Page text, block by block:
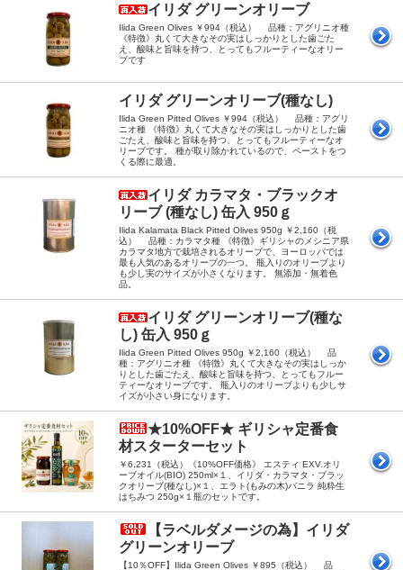
イリダ グリーンオリーブ
Ilida Green Olives ￥994（税込） 品種：アグリニオ種
《特徴》丸くて大きなその実はしっかりとした歯ごた
え、酸味と旨味を持つ、とってもフルーティーなオリー
ブです
イリダ グリーンオリーブ(種なし)
Ilida Green Pitted Olives ￥994（税込） 品種：アグリ
ニオ種 《特徴》丸くて大きなその実はしっかりとした歯
ごたえ、酸味と旨味を持つ、とってもフルーティーなオ
リーブです。 種が取り除かれているので、ペーストをつ
くる際に最適。
イリダ カラマタ・ブラックオ
リーブ (種なし) 缶入 950ｇ
Ilida Kalamata Black Pitted Olives 950g ￥2,160（税
込） 品種：カラマタ種 《特徴》ギリシャのメシニア県
カラマタ地方で栽培されるオリーブで、ヨーロッパでは
最も人気のあるオリーブの一つ。 瓶入りのオリーブより
も少し実のサイズが小さくなります。 無添加・無着色
品。
イリダ グリーンオリーブ(種な
し) 缶入 950ｇ
Ilida Green Pitted Olives 950g ￥2,160（税込） 品
種：アグリニオ種 《特徴》丸くて大きなその実はしっか
りとした歯ごたえ、酸味と旨味を持つ、とってもフルー
ティーなオリーブです。 瓶入りのオリーブよりも少しサ
イズが小さい身になります。
★10%OFF★ ギリシャ定番食
材スターターセット
￥6,231（税込）《10%OFF価格》 エスティ EXV.オリ
ーブオイル(BIO) 250ml×１、イリダ・カラマタ・ブラッ
クオリーブ(種なし)×１、エラト(もみの木)バニラ 純粋生
はちみつ 250g×１瓶のセットです。
【ラベルダメージの為】イリダ
グリーンオリーブ
【10％OFF】Ilida Green Olives ￥895（税込） 品